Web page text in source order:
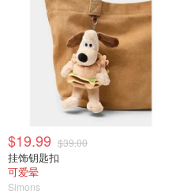
$19.99 $39.00
挂饰钥匙扣
可爱晕
Simons